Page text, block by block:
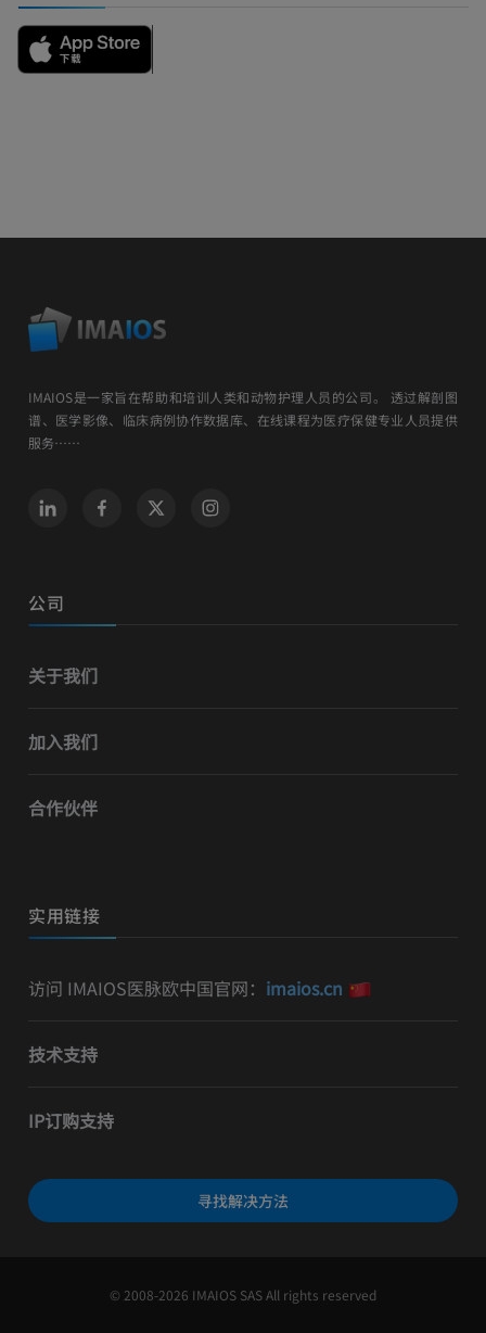
IMAIOS是一家旨在帮助和培训人类和动物护理人员的公司。 透过解剖图
谱、医学影像、临床病例协作数据库、在线课程为医疗保健专业人员提供
服务……
公司
关于我们
加入我们
合作伙伴
实用链接
访问 IMAIOS医脉欧中国官网： imaios.cn
技术支持
IP订购支持
寻找解决方法
© 2008-2026 IMAIOS SAS All rights reserved